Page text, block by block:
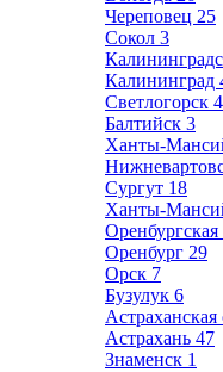
Череповец 25
Сокол 3
Калининград
Светлогорск 4
Балтийск 3
Ханты-
Сургут 18
Ханты-
Оренбургская
Оренбург 29
Орск 7
Бузулук 6
Астраханская
Астрахань 47
Знаменск 1